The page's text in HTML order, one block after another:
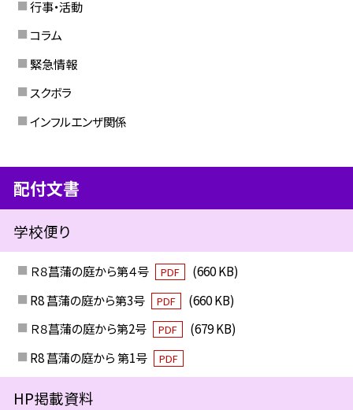
行事・活動
コラム
緊急情報
スクボラ
インフルエンザ関係
配付文書
学校便り
Ｒ８菖蒲の庭から第４号 PDF
(660 KB)
R8 菖蒲の庭から第3号
PDF
(660 KB)
Ｒ８菖蒲の庭から第2号
PDF
(679 KB)
R8 菖蒲の庭から 第1号
PDF
HP掲載資料